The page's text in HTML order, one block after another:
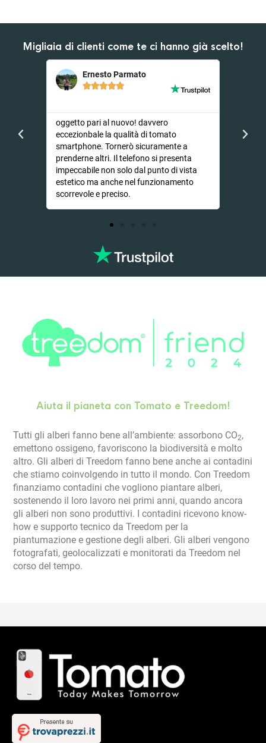
Migliaia di clienti come te ci hanno già scelto!
Ernesto Parmato

oggetto pari al nuovo! davvero
eccezionbale la qualità di tomato
smartphone. Tornerò sicuramente a
prenderne altri. Il telefono si presenta
impeccabile non solo dal punto di vista
estetico ma anche nel funzionamento
scorrevole e preciso.
video
Aiuta il pianeta con Tomato e Treedom!
Tutti gli alberi fanno bene all’ambiente: assorbono CO2,
emettono ossigeno, favoriscono la biodiversità e molto
altro. Gli alberi di Treedom fanno bene anche ai contadini
che stiamo coinvolgendo in tutto il mondo. Con Treedom
finanziamo contadini che vogliono piantare alberi,
sostenendo il loro lavoro nei primi anni, quando ancora
gli alberi non sono produttivi. I contadini ricevono know-
how e supporto tecnico da Treedom per la
piantumazione e gestione degli alberi. Gli alberi vengono
fotografati, geolocalizzati e monitorati da Treedom nel
corso del tempo.